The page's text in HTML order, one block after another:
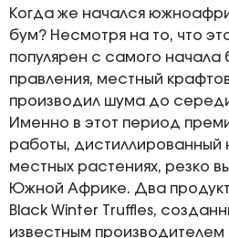
Когда же начался
бум? Несмотря на то, что
популярен с самого начала
правления, местный
производил шума до
Именно в этот период
работы, дистиллированный
местных растениях, резко
Южной Африке. Два
Black Winter Truffles,
известным производителем